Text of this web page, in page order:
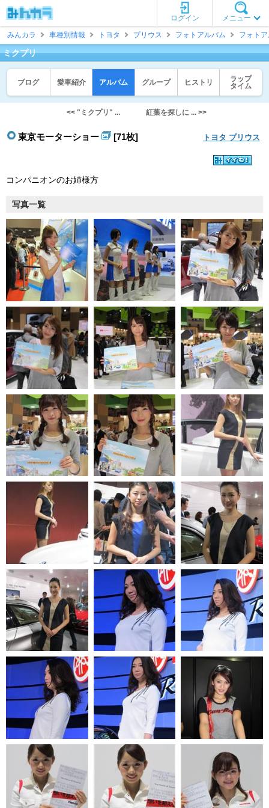
メニュー
ログイン
みんカラ
車種別情報 トヨタ プリウス フォトアルバム フォト
ミクプリ
ブログ 愛車紹介 アルバム グループ ヒストリ
ラップ
タイム
<< "ミクプリ" ... 紅葉を探しに ... >>
東京モーターショー [71枚] トヨタ プリウス
コンパニオンのお姉様方
写真一覧